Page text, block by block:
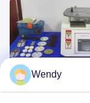
EN 13329 ASTM D4060
EN16094 Martindale-
Wendy